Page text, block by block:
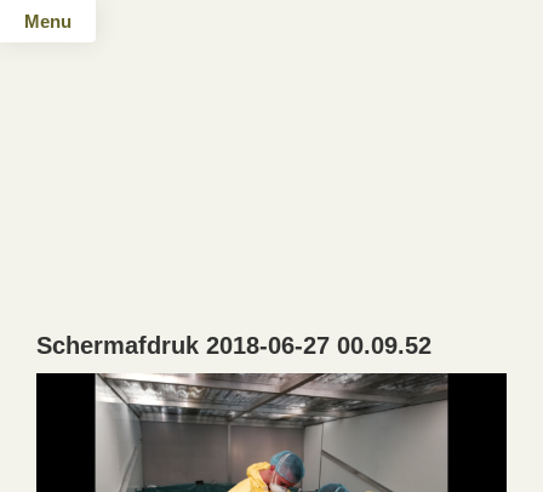
Menu
Schermafdruk 2018-06-27 00.09.52